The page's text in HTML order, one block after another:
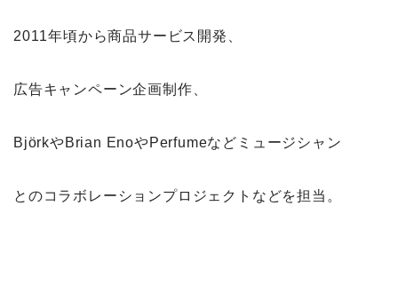
2011年頃から商品サービス開発、
広告キャンペーン企画制作、
BjörkやBrian EnoやPerfumeなどミュージシャン
とのコラボレーションプロジェクトなどを担当。